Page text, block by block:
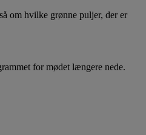
om hvilke grønne puljer, der er
for mødet længere nede.